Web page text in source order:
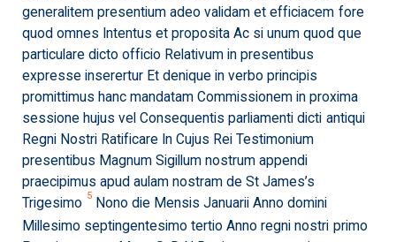
generalitem presentium adeo validam et efficiacem fore
quod omnes Intentus et proposita Ac si unum quod que
particulare dicto officio Relativum in presentibus
expresse inserertur Et denique in verbo principis
promittimus hanc mandatam Commissionem in proxima
sessione hujus vel Consequentis parliamenti dicti antiqui
Regni Nostri Ratificare In Cujus Rei Testimonium
presentibus Magnum Sigillum nostrum appendi
praecipimus apud aulam nostram de St James’s
Trigesimo 5 Nono die Mensis Januarii Anno domini
Millesimo septingentesimo tertio Anno regni nostri primo